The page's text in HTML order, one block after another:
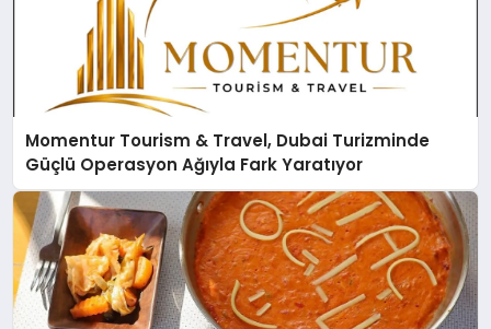
Momentur Tourism & Travel, Dubai Turizminde
Güçlü Operasyon Ağıyla Fark Yaratıyor